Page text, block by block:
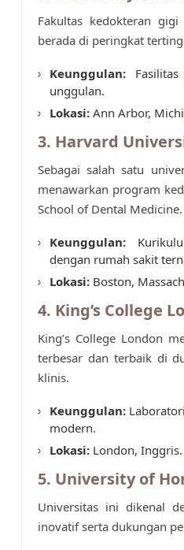
Fakultas kedokteran
berada di peringkat
Keunggulan:Fasilitas
unggulan.
Lokasi:Ann Arbor,
3. Harvard
Sebagai salah satu
menawarkan program
School of Dental Medicine.
Keunggulan:
dengan rumah sakit
Lokasi:Boston,
4. King’s College
King’s College London
terbesar dan terbaik di
klinis.
Keunggulan:
modern.
Lokasi:London, Inggris.
5. University of
Universitas ini dikenal
inovatif serta dukungan